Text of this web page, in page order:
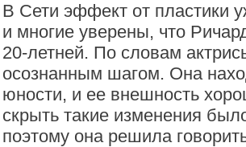
В Сети эффект от пластики
и многие уверены, что
20-летней. По словам
осознанным шагом. Она
юности, и ее внешность
скрыть такие изменения
поэтому она решила